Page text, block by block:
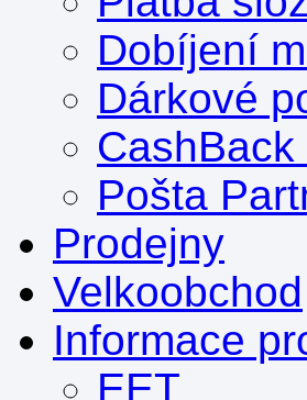
Dobíjení
Dárkové
Pošta
Prodejny
Velkoobchod
Informace
EET